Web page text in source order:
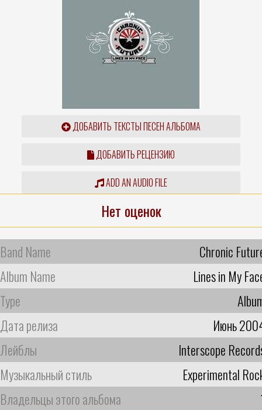
ДОБАВИТЬ ТЕКСТЫ ПЕСЕН АЛЬБОМА
ДОБАВИТЬ РЕЦЕНЗИЮ
ADD AN AUDIO FILE
Нет оценок
Band Name
Chronic
Album Name
Lines in My
Type
Дата релиза
Июнь
Лейблы
Interscope
Музыкальный стиль
Experimental
Владельцы этого альбома